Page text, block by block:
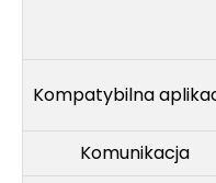
Kompatybilna
Komunikacja